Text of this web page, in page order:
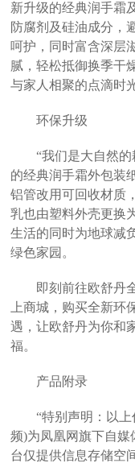
新升级的经典润手霜
防腐剂及硅油成分，
呵护，同时富含深层
腻，轻松抵御换季干
与家人相聚的点滴时
环保升级
“我们是大自然的
的经典润手霜外包装
铝管改用可回收材质
乳也由塑料外壳更换
生活的同时为地球减
绿色家园。
即刻前往欧舒丹全
上商城，购买全新
遇，让欧舒丹为你和
福。
产品附录
“特别声明：以上
频)为凤凰网旗下自媒
台仅提供信息存储空